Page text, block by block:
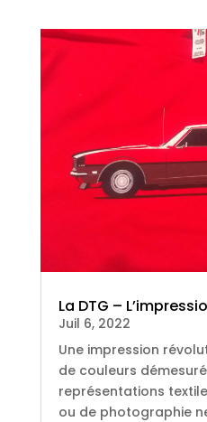
La DTG –
Juil 6, 2022
Une impression
de couleurs
représentations
ou de photographie